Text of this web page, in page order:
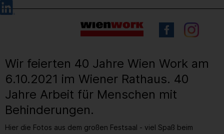
Barrierefreie
Bedienung
Sprachauswahl
Wir feierten 40 Jahre Wien Work am
6.10.2021 im Wiener Rathaus. 40
Jahre Arbeit für Menschen mit
Behinderungen.
Hier die Fotos aus dem großen Festsaal - viel Spaß beim